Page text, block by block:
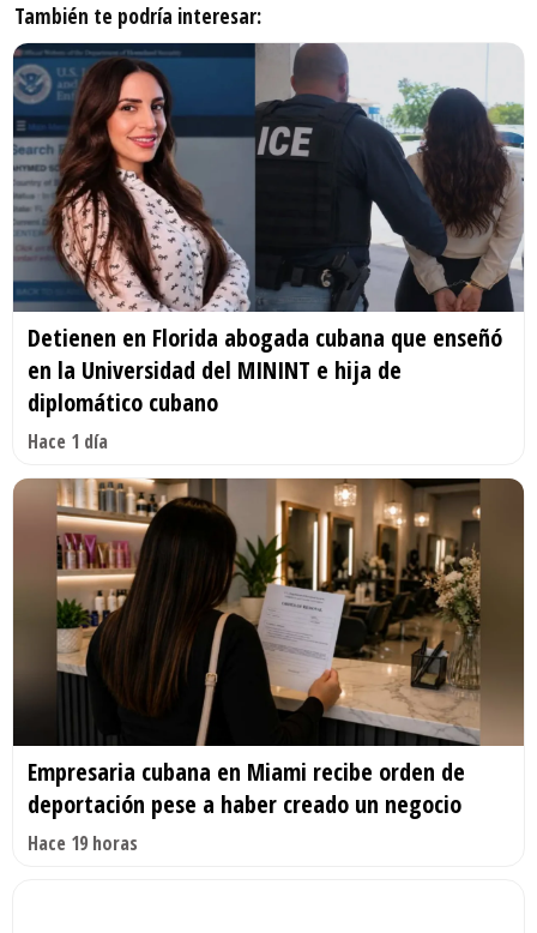
También te podría interesar:
Detienen en Florida abogada cubana que enseñó
en la Universidad del MININT e hija de
diplomático cubano
Hace 1 día
Empresaria cubana en Miami recibe orden de
deportación pese a haber creado un negocio
Hace 19 horas